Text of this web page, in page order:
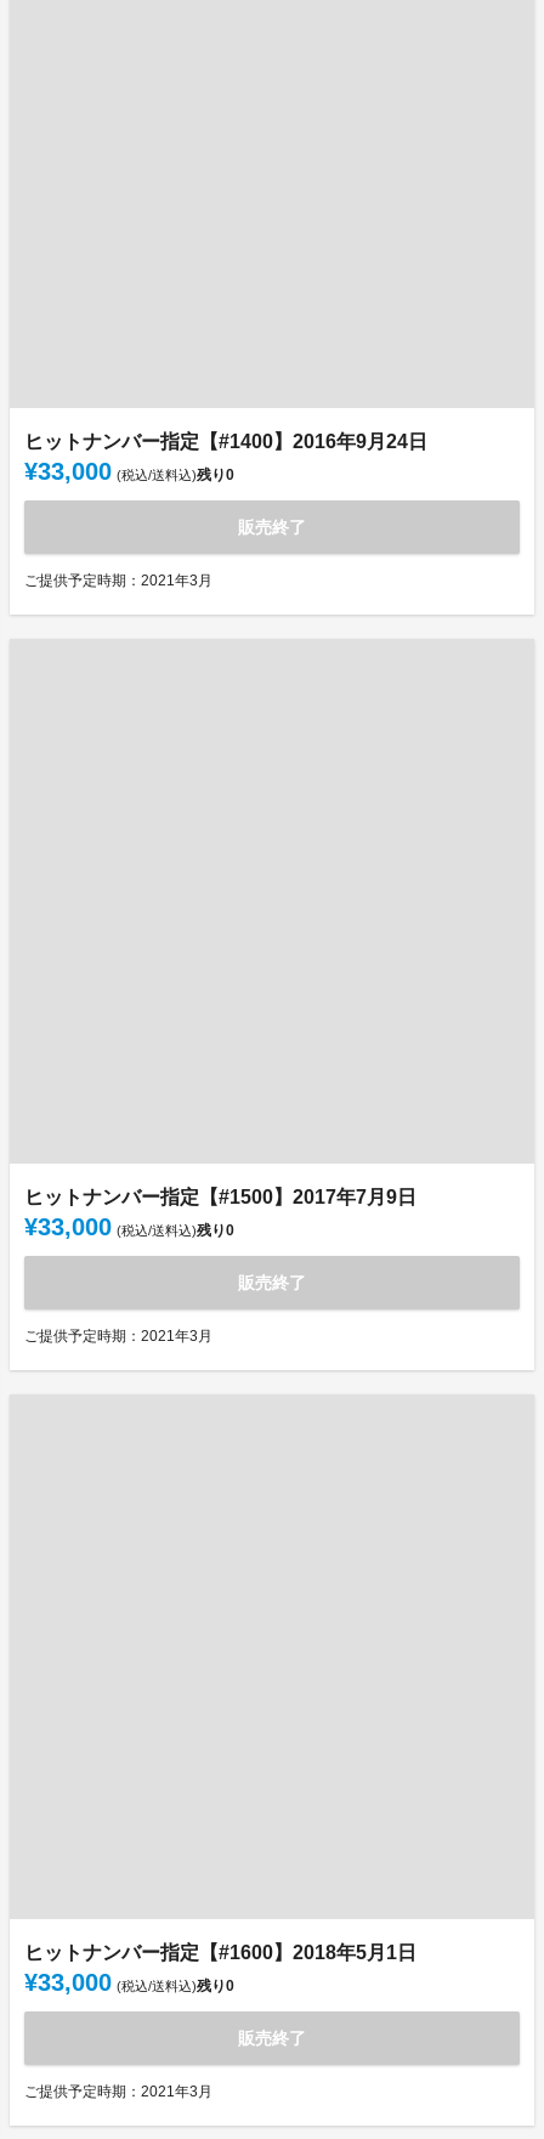
ヒットナンバー指定【#1400】2016年9月24日
¥33,000 (税込/送料込)残り0
販売終了
ご提供予定時期：2021年3月
ヒットナンバー指定【#1500】2017年7月9日
¥33,000 (税込/送料込)残り0
販売終了
ご提供予定時期：2021年3月
ヒットナンバー指定【#1600】2018年5月1日
¥33,000 (税込/送料込)残り0
販売終了
ご提供予定時期：2021年3月